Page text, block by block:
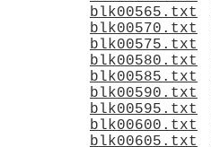
blk00565.txt
blk00570.txt
blk00575.txt
blk00580.txt
blk00585.txt
blk00590.txt
blk00595.txt
blk00600.txt
blk00605.txt